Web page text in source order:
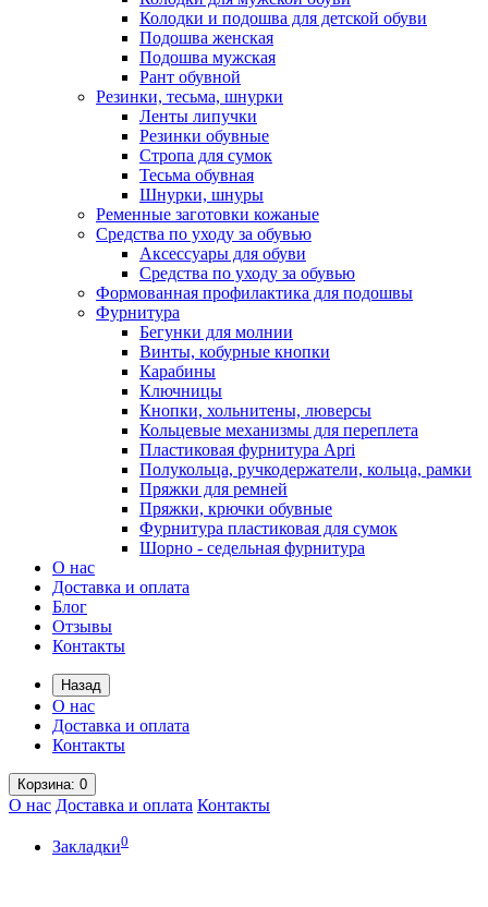
Колодки и подошва для детской обуви
Подошва женская
Подошва мужская
Рант обувной
Резинки, тесьма, шнурки
Ленты липучки
Резинки обувные
Стропа для сумок
Тесьма обувная
Шнурки, шнуры
Ременные заготовки кожаные
Средства по уходу за обувью
Аксессуары для обуви
Средства по уходу за обувью
Формованная профилактика для подошвы
Фурнитура
Бегунки для молнии
Винты, кобурные кнопки
Карабины
Ключницы
Кнопки, хольнитены, люверсы
Кольцевые механизмы для переплета
Пластиковая фурнитура Apri
Полукольца, ручкодержатели, кольца, рамки
Пряжки для ремней
Пряжки, крючки обувные
Фурнитура пластиковая для сумок
Шорно - седельная фурнитура
О нас
Доставка и оплата
Блог
Отзывы
Контакты
Назад
О нас
Доставка и оплата
Контакты
Корзина: 0
О нас Доставка и оплата Контакты
Закладки0